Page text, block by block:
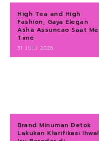
High Tea and High
Fashion, Gaya Elegan
Asha Assuncao Saat Me
Time
31 JULI 2026
Brand Minuman Detok
Lakukan Klarifikasi Ihwal